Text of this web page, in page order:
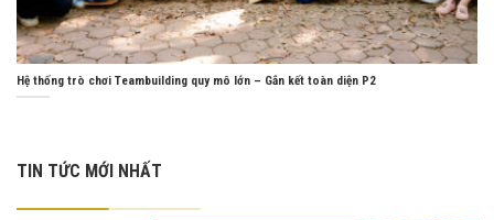
Hệ thống trò chơi Teambuilding quy mô lớn – Gắn kết toàn diện P2
TIN TỨC MỚI NHẤT